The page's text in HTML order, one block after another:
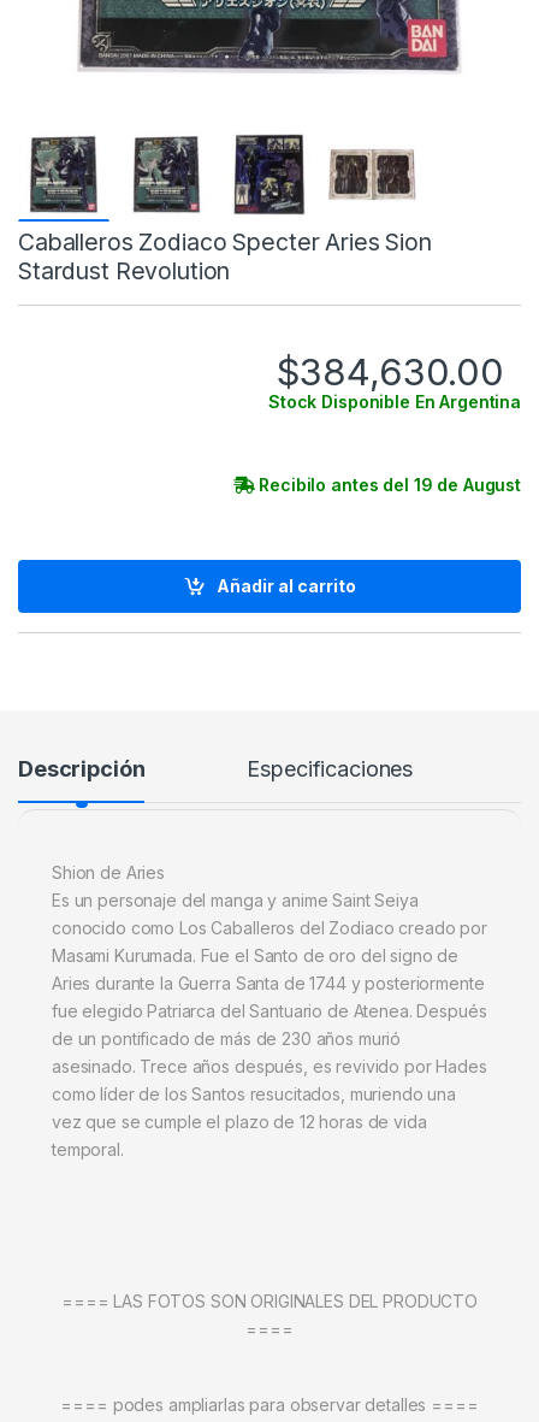
Caballeros Zodiaco Specter Aries Sion
Stardust Revolution
$384,630.00
Stock Disponible En Argentina
Recibilo antes del 19 de August
Añadir al carrito
Descripción Especificaciones
Shion de Aries
Es un personaje del manga y anime Saint Seiya
conocido como Los Caballeros del Zodiaco creado por
Masami Kurumada. Fue el Santo de oro del signo de
Aries durante la Guerra Santa de 1744 y posteriormente
fue elegido Patriarca del Santuario de Atenea. Después
de un pontificado de más de 230 años murió
asesinado. Trece años después, es revivido por Hades
como líder de los Santos resucitados, muriendo una
vez que se cumple el plazo de 12 horas de vida
temporal.
==== LAS FOTOS SON ORIGINALES DEL PRODUCTO
====
==== podes ampliarlas para observar detalles ====